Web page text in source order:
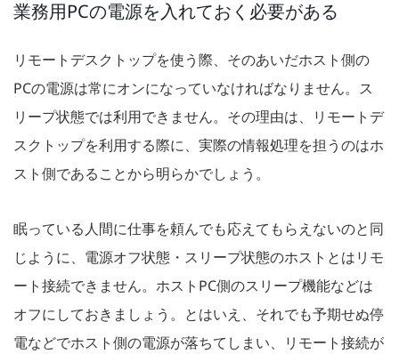
業務用PCの電源を入れておく必要がある
リモートデスクトップを使う際、そのあいだホスト側の
PCの電源は常にオンになっていなければなりません。ス
リープ状態では利用できません。その理由は、リモートデ
スクトップを利用する際に、実際の情報処理を担うのはホ
スト側であることから明らかでしょう。
眠っている人間に仕事を頼んでも応えてもらえないのと同
じように、電源オフ状態・スリープ状態のホストとはリモ
ート接続できません。ホストPC側のスリープ機能などは
オフにしておきましょう。とはいえ、それでも予期せぬ停
電などでホスト側の電源が落ちてしまい、リモート接続が